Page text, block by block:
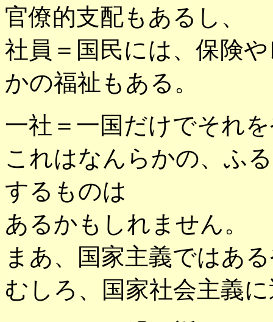
官僚的支配もあるし、
社員＝国民には、保険
かの福祉もある。
一社＝一国だけでそれ
これはなんらかの、ふ
するものは
あるかもしれません。
まあ、国家主義ではあ
むしろ、国家社会主義